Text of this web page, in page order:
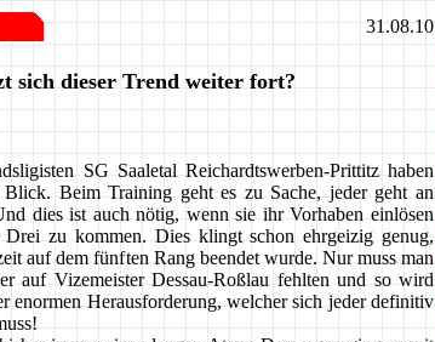
31.08.10
sich dieser Trend weiter fort?
SG Saaletal Reichardtswerben-Prittitz haben
Beim Training geht es zu Sache, jeder geht an
dies ist auch nötig, wenn sie ihr Vorhaben einlösen
zu kommen. Dies klingt schon ehrgeizig genug,
auf dem fünften Rang beendet wurde. Nur muss man
auf Vizemeister Dessau-Roßlau fehlten und so wird
enormen Herausforderung, welcher sich jeder definitiv